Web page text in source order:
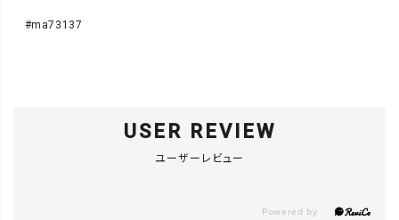
#ma73137
USER REVIEW
ユーザーレビュー